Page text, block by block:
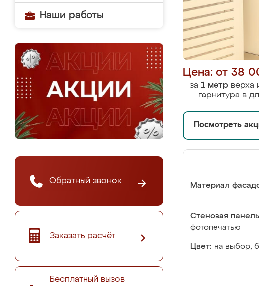
Наши работы
Обратный звонок
Заказать расчёт
Бесплатный вызов
Цена: от 38
за 1 метрверха
гарнитура в
Посмотреть
Материал
Стеновая
фотопечатью
Цвет: на выбор,